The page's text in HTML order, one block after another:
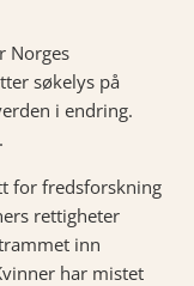
Norges
søkelys på
i endring.
for fredsforskning
rettigheter
inn
har mistet